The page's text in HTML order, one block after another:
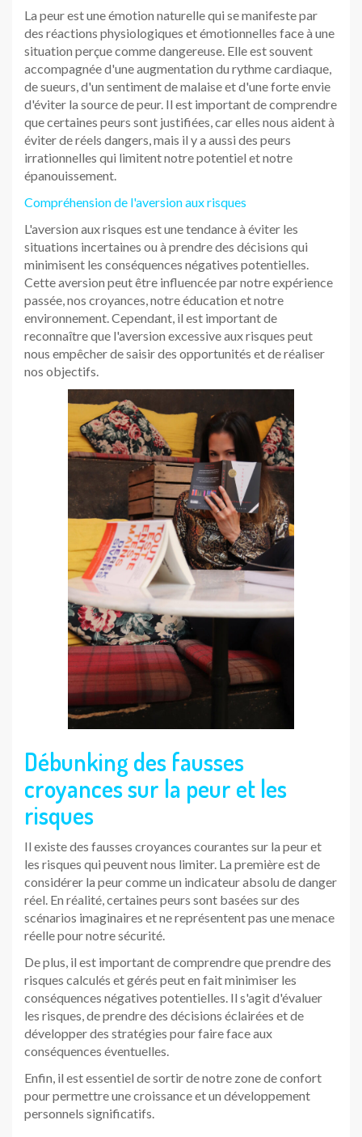
La peur est une émotion naturelle qui se manifeste par
des réactions physiologiques et émotionnelles face à une
situation perçue comme dangereuse. Elle est souvent
accompagnée d'une augmentation du rythme cardiaque,
de sueurs, d'un sentiment de malaise et d'une forte envie
d'éviter la source de peur. Il est important de comprendre
que certaines peurs sont justifiées, car elles nous aident à
éviter de réels dangers, mais il y a aussi des peurs
irrationnelles qui limitent notre potentiel et notre
épanouissement.
Compréhension de l'aversion aux risques
L'aversion aux risques est une tendance à éviter les
situations incertaines ou à prendre des décisions qui
minimisent les conséquences négatives potentielles.
Cette aversion peut être influencée par notre expérience
passée, nos croyances, notre éducation et notre
environnement. Cependant, il est important de
reconnaître que l'aversion excessive aux risques peut
nous empêcher de saisir des opportunités et de réaliser
nos objectifs.
Débunking des fausses
croyances sur la peur et les
risques
Il existe des fausses croyances courantes sur la peur et
les risques qui peuvent nous limiter. La première est de
considérer la peur comme un indicateur absolu de danger
réel. En réalité, certaines peurs sont basées sur des
scénarios imaginaires et ne représentent pas une menace
réelle pour notre sécurité.
De plus, il est important de comprendre que prendre des
risques calculés et gérés peut en fait minimiser les
conséquences négatives potentielles. Il s'agit d'évaluer
les risques, de prendre des décisions éclairées et de
développer des stratégies pour faire face aux
conséquences éventuelles.
Enfin, il est essentiel de sortir de notre zone de confort
pour permettre une croissance et un développement
personnels significatifs.